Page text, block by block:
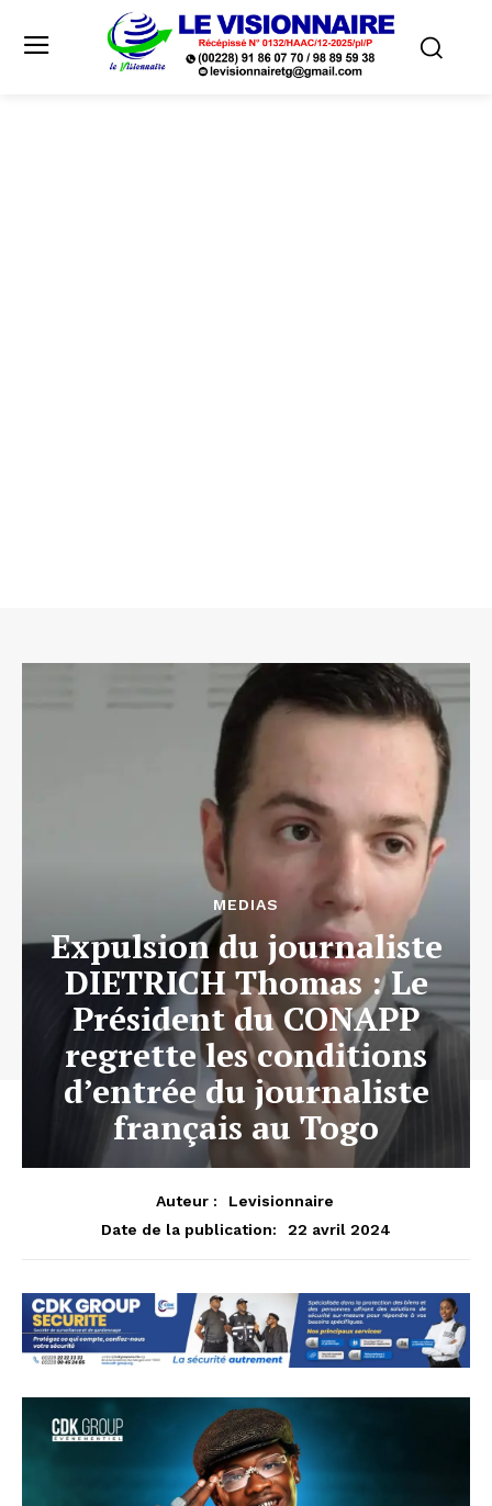
MEDIAS
Expulsion du journaliste
DIETRICH Thomas : Le
Président du CONAPP
regrette les conditions
d’entrée du journaliste
français au Togo
Auteur :
Levisionnaire
Date de la publication:
22 avril 2024